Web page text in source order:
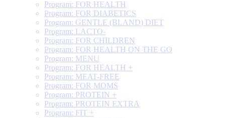
Program: FOR HEALTH
Program: FOR DIABETICS
Program: GENTLE (BLAND) DIET
Program: LACTO-
Program: FOR CHILDREN
Program: FOR HEALTH ON THE GO
Program: MENU
Program: FOR HEALTH +
Program: MEAT-FREE
Program: FOR MOMS
Program: PROTEIN +
Program: PROTEIN EXTRA
Program: FIT +